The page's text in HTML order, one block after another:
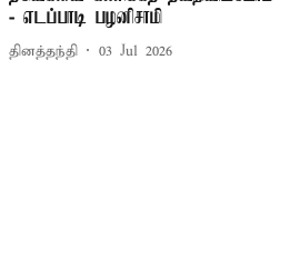
- எடப்பாடி பழனிசாமி
தினத்தந்தி 03 Jul 2026